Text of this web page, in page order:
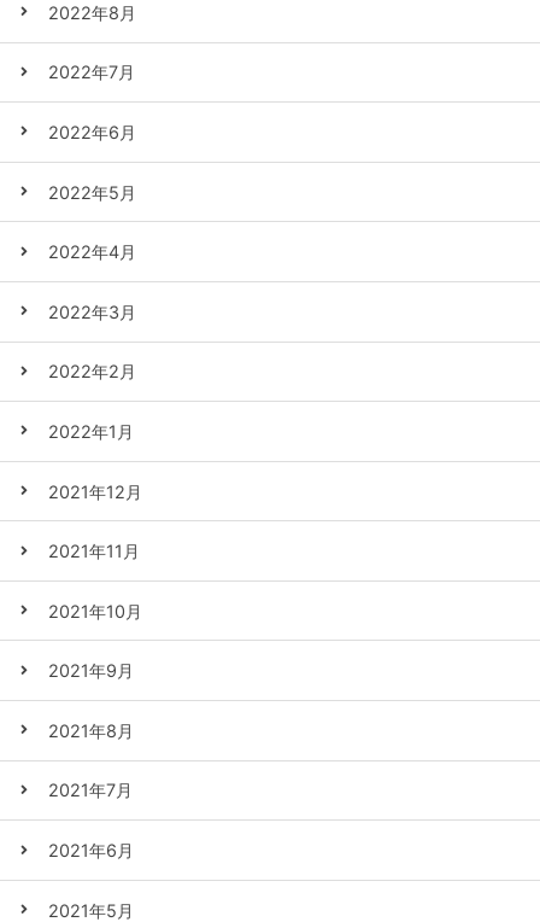
2022年8月
2022年7月
2022年6月
2022年5月
2022年4月
2022年3月
2022年2月
2022年1月
2021年12月
2021年11月
2021年10月
2021年9月
2021年8月
2021年7月
2021年6月
2021年5月